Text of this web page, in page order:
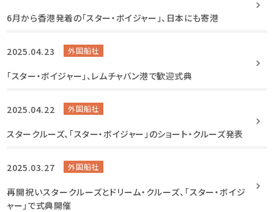
6月から香港発着の「スター・ボイジャー」、日本にも寄港
2025.04.23 外国船社
「スター・ボイジャー」、レムチャバン港で歓迎式典
2025.04.22 外国船社
スタークルーズ、「スター・ボイジャー」のショート・クルーズ発表
2025.03.27 外国船社
再開祝いスタークルーズとドリーム・クルーズ、「スター・ボイジ
ャー」で式典開催